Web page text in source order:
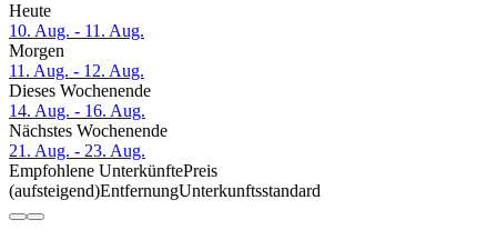
Heute
10. Aug. - 11. Aug.
Morgen
11. Aug. - 12. Aug.
Dieses Wochenende
14. Aug. - 16. Aug.
Nächstes Wochenende
21. Aug. - 23. Aug.
Empfohlene UnterkünftePreis
(aufsteigend)EntfernungUnterkunftsstandard